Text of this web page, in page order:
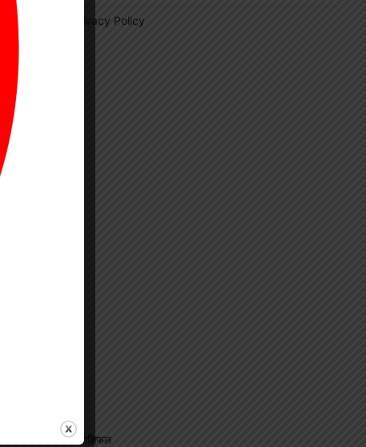
Privacy Policy
जानिए अपना राशिफल